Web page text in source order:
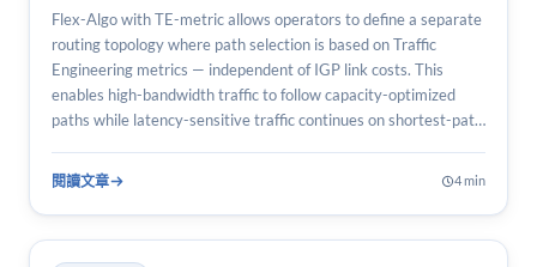
Flex-Algo with TE-metric allows operators to define a separate
routing topology where path selection is based on Traffic
Engineering metrics — independent of IGP link costs. This
enables high-bandwidth traffic to follow capacity-optimized
paths while latency-sensitive traffic continues on shortest-path
閱讀文章 4 min